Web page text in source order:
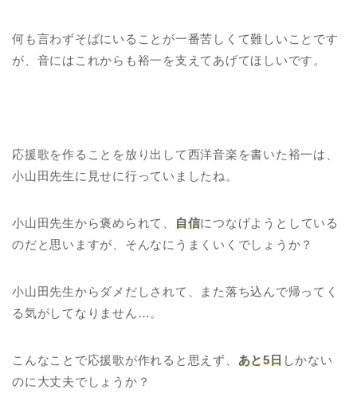
何も言わずそばにいることが一番苦しくて難しいことです
が、音にはこれからも裕一を支えてあげてほしいです。
応援歌を作ることを放り出して西洋音楽を書いた裕一は、
小山田先生に見せに行っていましたね。
小山田先生から褒められて、 自信につなげようとしている
のだと思いますが、そんなにうまくいくでしょうか？
小山田先生からダメだしされて、また落ち込んで帰ってく
る気がしてなりません…。
こんなことで応援歌が作れると思えず、 あと5日しかない
のに大丈夫でしょうか？